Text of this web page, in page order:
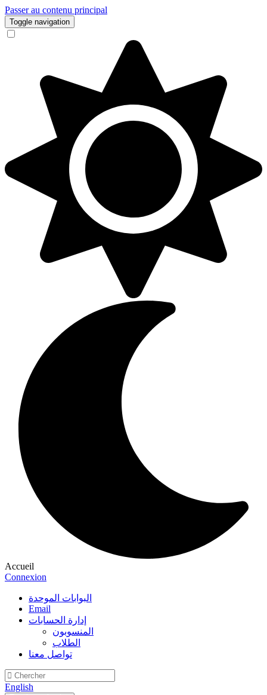
Passer au contenu principal
Toggle navigation
Accueil
Connexion
البوابات الموحدة
Email
إدارة الحسابات
المنسوبون
الطلاب
تواصل معنا
English